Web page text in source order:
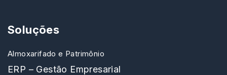
Soluções
Almoxarifado e Patrimônio
ERP – Gestão Empresarial